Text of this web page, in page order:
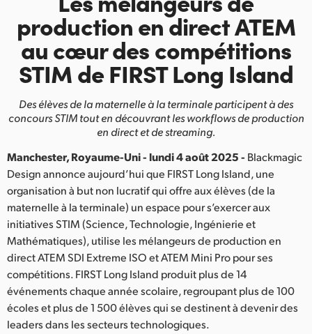
Finland
Germany
Hong Kong SAR, China
Italy
Japan
Korea
Mexico
Malaysia
Netherlands
productionen direct ATEM
au cœurdescompétitions
STIMde FIRST Long Island
Des élèves de la maternelle à la terminale participent à des
concoursSTIM tout en découvrant les workflows de production
en direct et de streaming.
Manchester, Royaume-Uni - lundi 4 août 2025 - Blackmagic
Design annonce aujourd’hui que FIRST Long Island, une
organisation à but non lucratif qui offre aux élèves (de la
maternelle à la terminale) un espace pour s’exercer aux
initiatives STIM (Science, Technologie, Ingénierie et
Mathématiques), utilise les mélangeurs de production en
direct ATEM SDI Extreme ISO et ATEM Mini Pro pour ses
compétitions. FIRST Long Island produit plus de 14
événements chaque année scolaire, regroupant plus de 100
écoles et plus de 1 500 élèves qui se destinent à devenir des
leaders dans les secteurs technologiques.